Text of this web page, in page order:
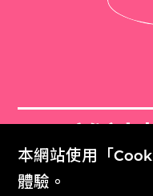
本網站使用「
體驗。
M+雜誌
M+ Magazine